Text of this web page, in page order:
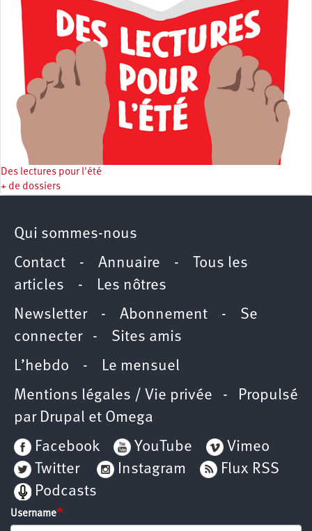
Des lectures pour l'été
+ de dossiers
Qui sommes-nous
Contact - Annuaire -
Tous les
articles - Les nôtres
Newsletter- Abonnement - Se
connecter- Sites amis
L’hebdo - Le mensuel
Mentions légales / Vie privée - Propulsé
par Drupal et Omega
Facebook
YouTube
Vimeo
Twitter
Instagram
Flux RSS
Podcasts
Username